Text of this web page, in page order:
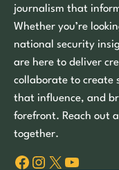
journalism that
Whether you’re
national security
are here to deliver
collaborate to
that influence, and
forefront. Reach out
together.
Facebook Instagram X YouTube